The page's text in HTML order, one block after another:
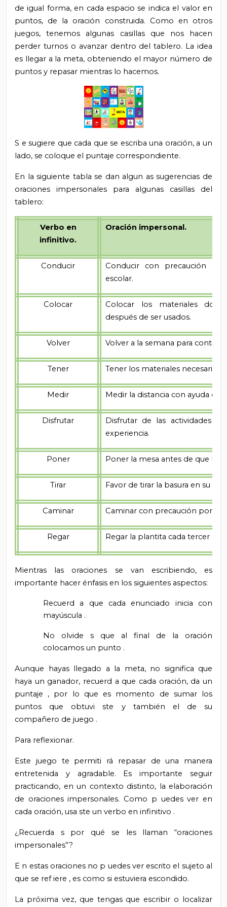
de igual forma, en cada espacio se indica el valor en
puntos, de la oración construida. Como en otros
juegos, tenemos algunas casillas que nos hacen
perder turnos o avanzar dentro del tablero. La idea
es llegar a la meta, obteniendo el mayor número de
puntos y repasar mientras lo hacemos.
S e sugiere que cada que se escriba una oración, a un
lado, se coloque el puntaje correspondiente.
En la siguiente tabla se dan algun assugerencias de
oraciones impersonales para algunas casillas del
tablero:
Verbo en
infinitivo.
Oración impersonal.
Conducir
Conducir con precaución
escolar.
Colocar
Colocar los materiales
después de ser usados.
Volver Volver a la semana para
Tener Tener los materiales necesarios
Medir Medir la distancia con ayuda de
Disfrutar
Disfrutar de las actividades
experiencia.
Poner Poner la mesa antes de que
Tirar Favor de tirar la basura en su
Caminar Caminar con precaución por la
Regar Regar la plantita cada tercer día.
Mientras las oraciones se van escribiendo, es
importante hacer énfasis en los siguientes aspectos:
Recuerd a que cada enunciado inicia con
mayúscula .
No olvide s que al final de la oración
colocamos un punto .
Aunque hayas llegado a la meta, no significa que
haya un ganador, recuerd a que cada oración, daun
puntaje , por lo que es momento de sumar los
puntos que obtuviste y también el de su
compañero de juego .
Para reflexionar.
Este juego te permiti rá repasar de una manera
entretenida y agradable. Esimportante seguir
practicando, en un contexto distinto, la elaboración
de oraciones impersonales. Como p uedesver en
cada oración, usa ste un verbo en infinitivo .
¿Recuerda s por qué se les llaman “oraciones
impersonales”?
E n estas oraciones no p uedes ver escrito el sujeto al
que se refiere , es como si estuviera escondido.
La próxima vez, que tengas que escribir o localizar